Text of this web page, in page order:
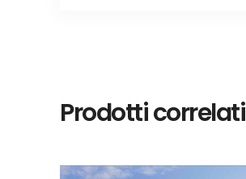
Prodotti correlati